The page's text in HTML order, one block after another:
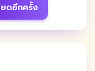
ยดอีกครั้ง